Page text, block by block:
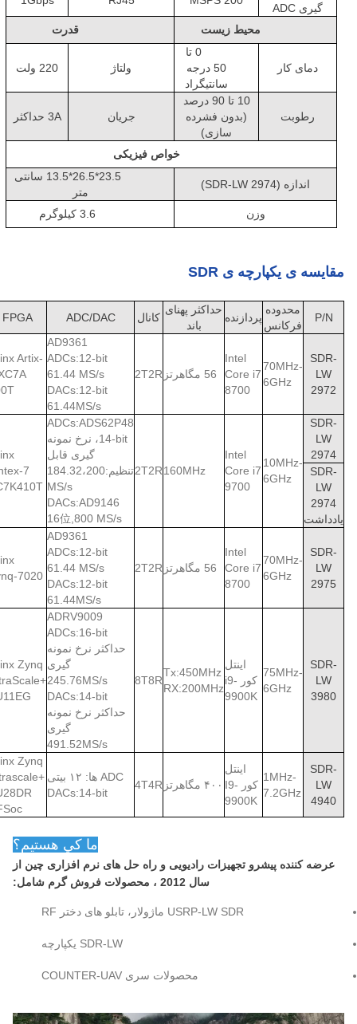
گیری ADC
محیط زیست قدرت
دمای کار
0 تا
50 درجه
سانتیگراد
ولتاژ 220 ولت
رطوبت
10 تا 90 درصد
(بدون فشرده
سازی)
جریان 3A حداکثر
خواص فیزیکی
اندازه (SDR-LW 2974)
23.5*26.5*13.5 سانتی
متر
وزن
3.6 کيلوگرم
مقایسه ی یکپارچه ی SDR
P/N
محدوده
فرکانس
پردازنده
حداکثر پهنای
باند
کانال ADC/DAC
FPGA
SDR-
LW
2972
70MHz-
6GHz
Intel
Core i7
8700
56 مگاهرتز 2T2R
AD9361
ADCs:12-bit
61.44 MS/s
DACs:12-bit
61.44MS/s
Artix-
SDR-
LW
2974
10MHz-
6GHz
Intel
Core i7
9700
160MHz
2T2R
ADCs:ADS62P48
14-bit، نرخ نمونه
گیری قابل
تنظیم:184.32،200
MS/s
DACs:AD9146
16位,800 MS/s
7
SDR-
LW
2974
یادداشت
SDR-
LW
2975
70MHz-
6GHz
Intel
Core i7
8700
56 مگاهرتز 2T2R
AD9361
ADCs:12-bit
61.44 MS/s
DACs:12-bit
61.44MS/s
7020
SDR-
LW
3980
75MHz-
6GHz
اینتل
کور i9-
9900K
Tx:450MHz
RX:200MHz
8T8R
ADRV9009
ADCs:16-bit
حداکثر نرخ نمونه
گیری
245.76MS/s
DACs:14-bit
حداکثر نرخ نمونه
گیری
491.52MS/s
Zynq
SDR-
LW
4940
1MHz-
7.2GHz
اینتل
کور I9-
9900K
۴۰۰ مگاهرتز 4T4R
ADC ها: ۱۲ بیتی
DACs:14-bit
Zynq
ما کي هستيم؟
عرضه کننده پیشرو تجهیزات رادیویی و راه حل های نرم افزاری چین از
سال 2012 ، محصولات فروش گرم شامل:
USRP-LW SDR ماژولار، تابلو های دختر RF
SDR-LW یکپارچه
محصولات سری COUNTER-UAV